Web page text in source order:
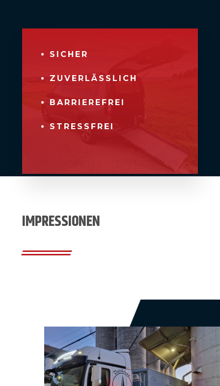
SICHER
ZUVERLÄSSLICH
BARRIEREFREI
STRESSFREI
IMPRESSIONEN